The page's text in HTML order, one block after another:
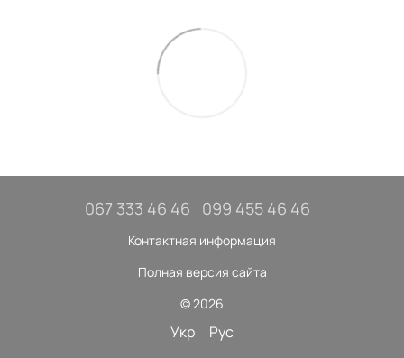
067 333 46 46 099 455 46 46
Контактная информация
Полная версия сайта
© 2026
Укр Рус